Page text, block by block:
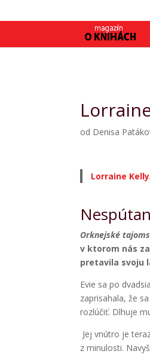
od Denisa
Lorraine Kelly
Orknejské
v ktorom nás
pretavila svoju
Evie sa po
zaprisahala, že
rozlúčiť. Dlhuje
Jej vnútro je
z minulosti.